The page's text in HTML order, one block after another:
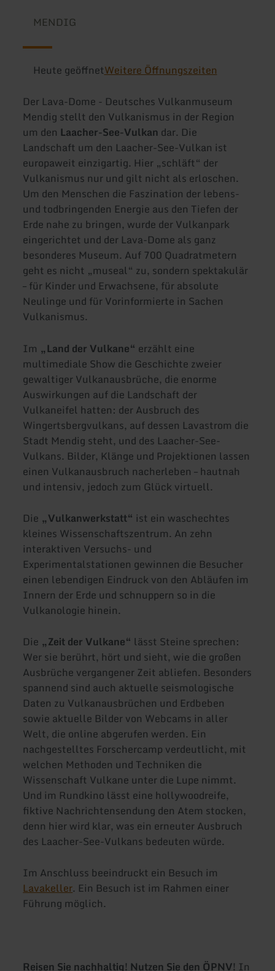
MENDIG
Heute geöffnetWeitere Öffnungszeiten
Der Lava-Dome - Deutsches Vulkanmuseum
Mendig stellt den Vulkanismus in der Region
um den Laacher-See-Vulkan dar. Die
Landschaft um den Laacher-See-Vulkan ist
europaweit einzigartig. Hier „schläft“ der
Vulkanismus nur und gilt nicht als erloschen.
Um den Menschen die Faszination der lebens-
und todbringenden Energie aus den Tiefen der
Erde nahe zu bringen, wurde der Vulkanpark
eingerichtet und der Lava-Dome als ganz
besonderes Museum. Auf 700 Quadratmetern
geht es nicht „museal“ zu, sondern spektakulär
– für Kinder und Erwachsene, für absolute
Neulinge und für Vorinformierte in Sachen
Vulkanismus.
Im „Land der Vulkane“ erzählt eine
multimediale Show die Geschichte zweier
gewaltiger Vulkanausbrüche, die enorme
Auswirkungen auf die Landschaft der
Vulkaneifel hatten: der Ausbruch des
Wingertsbergvulkans, auf dessen Lavastrom die
Stadt Mendig steht, und des Laacher-See-
Vulkans. Bilder, Klänge und Projektionen lassen
einen Vulkanausbruch nacherleben – hautnah
und intensiv, jedoch zum Glück virtuell.
Die „Vulkanwerkstatt“ ist ein waschechtes
kleines Wissenschaftszentrum. An zehn
interaktiven Versuchs- und
Experimentalstationen gewinnen die Besucher
einen lebendigen Eindruck von den Abläufen im
Innern der Erde und schnuppern so in die
Vulkanologie hinein.
Die „Zeit der Vulkane“ lässt Steine sprechen:
Wer sie berührt, hört und sieht, wie die großen
Ausbrüche vergangener Zeit abliefen. Besonders
spannend sind auch aktuelle seismologische
Daten zu Vulkanausbrüchen und Erdbeben
sowie aktuelle Bilder von Webcams in aller
Welt, die online abgerufen werden. Ein
nachgestelltes Forschercamp verdeutlicht, mit
welchen Methoden und Techniken die
Wissenschaft Vulkane unter die Lupe nimmt.
Und im Rundkino lässt eine hollywoodreife,
fiktive Nachrichtensendung den Atem stocken,
denn hier wird klar, was ein erneuter Ausbruch
des Laacher-See-Vulkans bedeuten würde.
Im Anschluss beeindruckt ein Besuch im
Lavakeller. Ein Besuch ist im Rahmen einer
Führung möglich.
Reisen Sie nachhaltig! Nutzen Sie den ÖPNV! In